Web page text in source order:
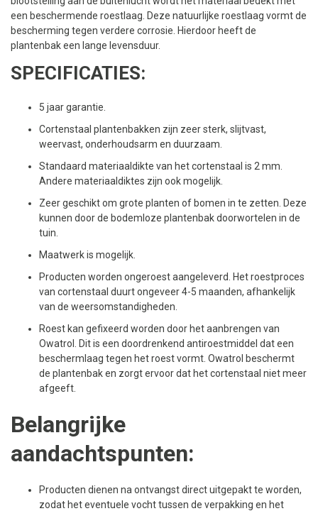
een beschermende roestlaag. Deze natuurlijke roestlaag vormt de
bescherming tegen verdere corrosie. Hierdoor heeft de
plantenbak een lange levensduur.
SPECIFICATIES:
5 jaar garantie.
Cortenstaal plantenbakken zijn zeer sterk, slijtvast,
weervast, onderhoudsarm en duurzaam.
Standaard materiaaldikte van het cortenstaal is 2 mm.
Andere materiaaldiktes zijn ook mogelijk.
Zeer geschikt om grote planten of bomen in te zetten. Deze
kunnen door de bodemloze plantenbak doorwortelen in de
tuin.
Maatwerk is mogelijk.
Producten worden ongeroest aangeleverd. Het roestproces
van cortenstaal duurt ongeveer 4-5 maanden, afhankelijk
van de weersomstandigheden.
Roest kan gefixeerd worden door het aanbrengen van
Owatrol. Dit is een doordrenkend antiroestmiddel dat een
beschermlaag tegen het roest vormt. Owatrol beschermt
de plantenbak en zorgt ervoor dat het cortenstaal niet meer
afgeeft.
Belangrijke
aandachtspunten:
Producten dienen na ontvangst direct uitgepakt te worden,
zodat het eventuele vocht tussen de verpakking en het